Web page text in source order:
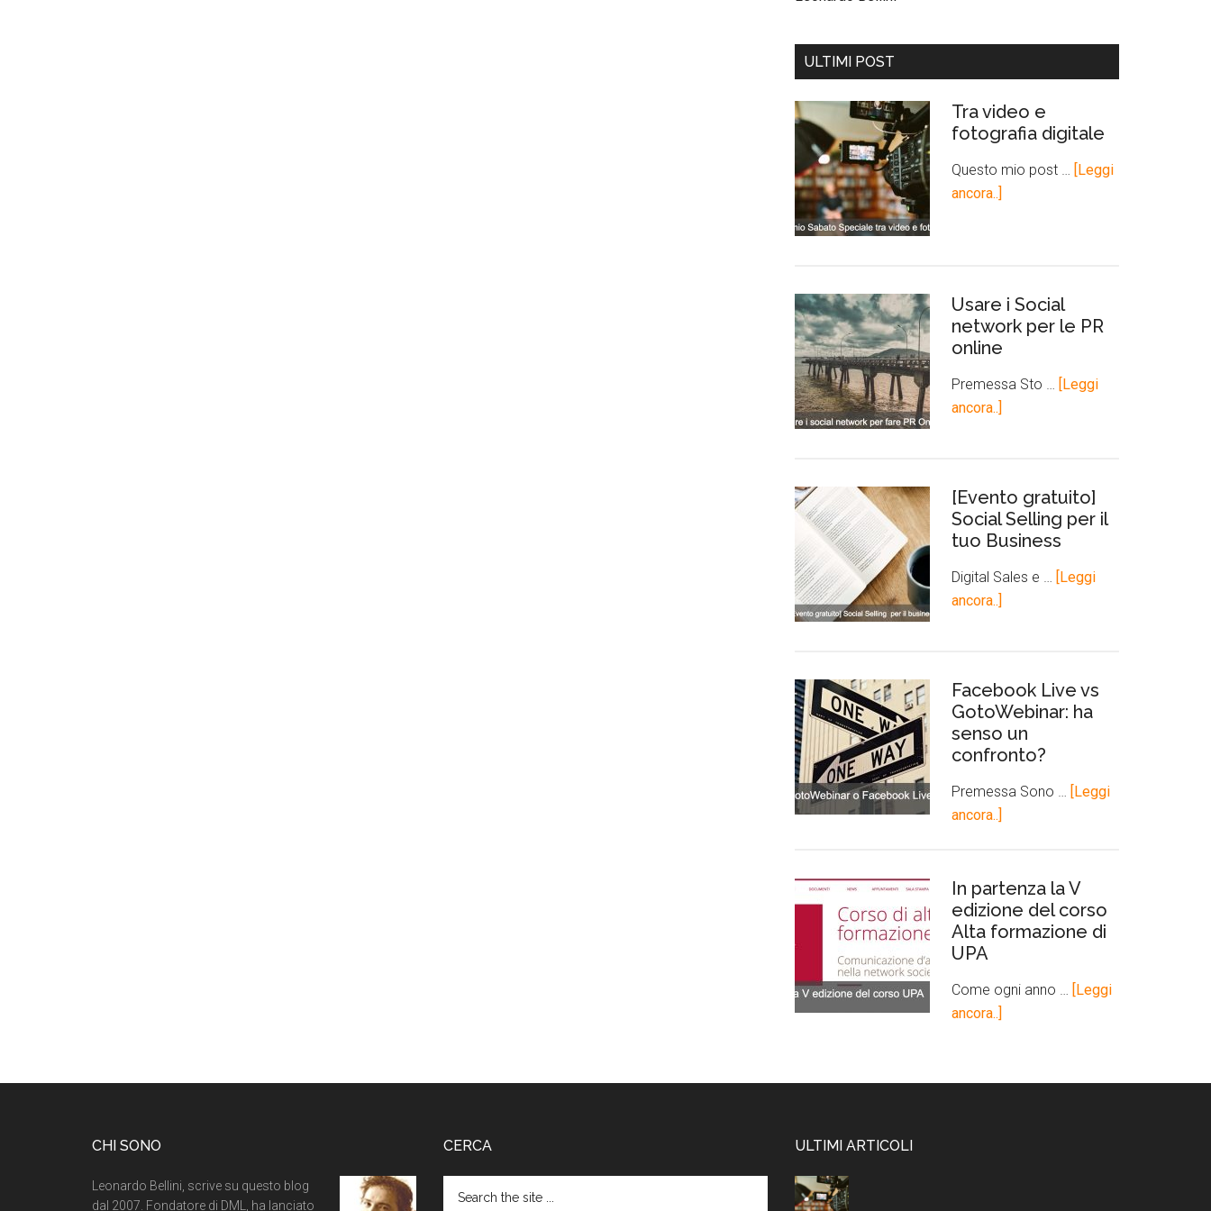
ULTIMI POST
Tra video e
fotografia digitale
Questo mio post …
[Leggi
ancora..]
Usare i Social
network per le PR
online
Premessa Sto …
[Leggi
ancora..]
[Evento gratuito]
Social Selling per il
tuo Business
Digital Sales e …
[Leggi
ancora..]
Facebook Live vs
GotoWebinar: ha
senso un
confronto?
Premessa Sono …
[Leggi
ancora..]
In partenza la V
edizione del corso
Alta formazione di
UPA
Come ogni anno …
[Leggi
ancora..]
CHI SONO
Leonardo Bellini, scrive su questo blog
dal 2007. Fondatore di DML, ha lanciato
CERCA ULTIMI ARTICOLI